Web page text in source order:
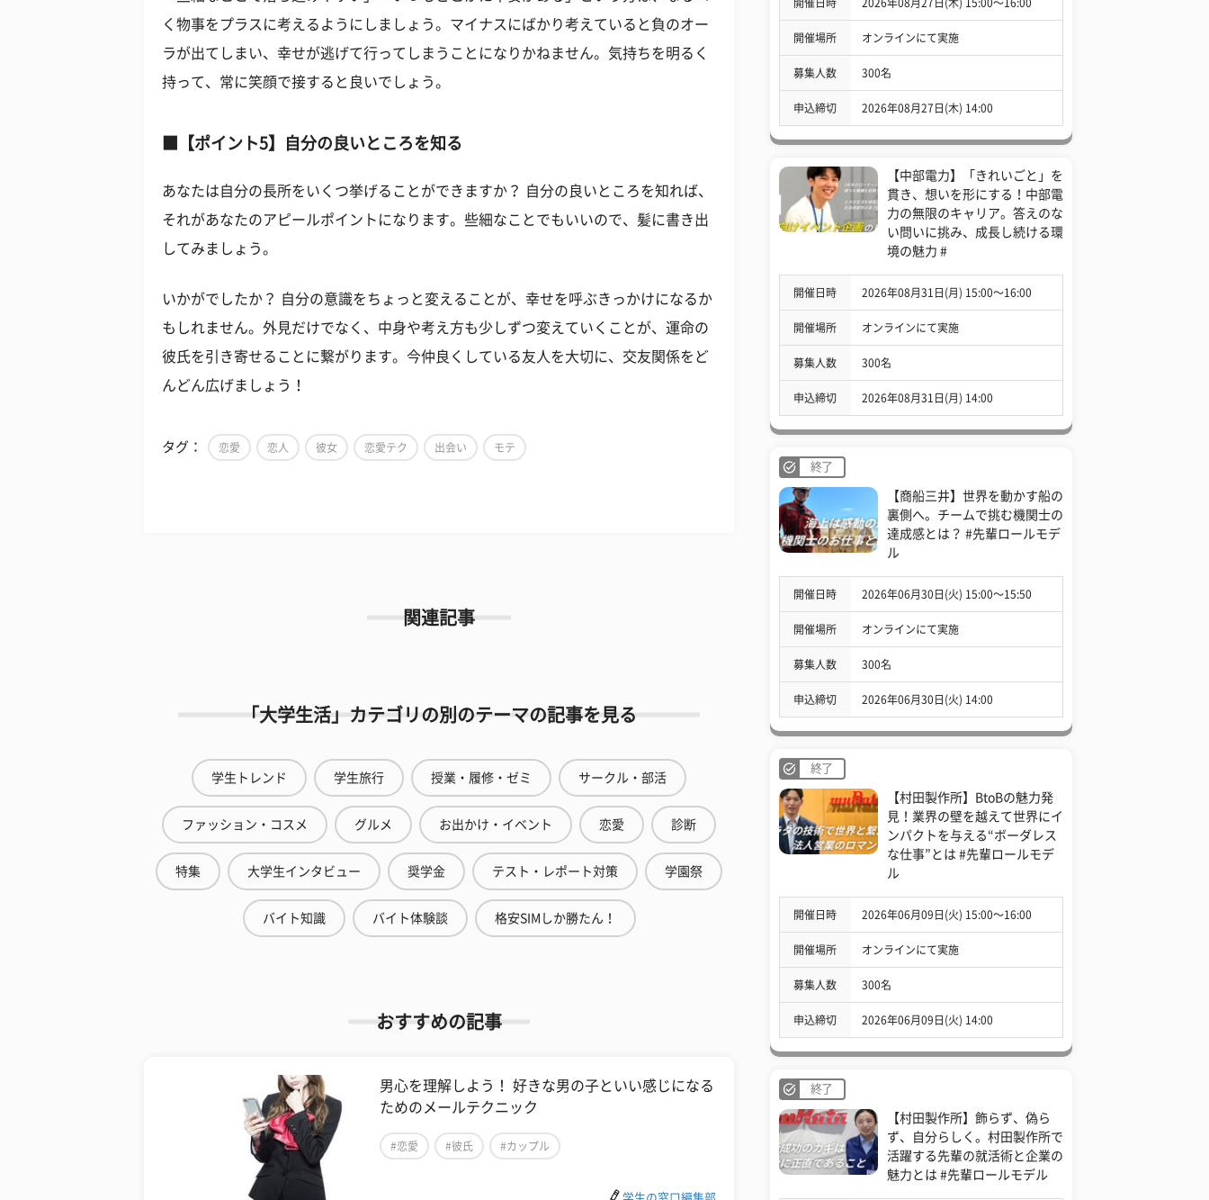
く物事をプラスに考えるようにしましょう。マイナスにばかり考えていると負のオー
ラが出てしまい、幸せが逃げて行ってしまうことになりかねません。気持ちを明るく
持って、常に笑顔で接すると良いでしょう。
■【ポイント5】自分の良いところを知る
あなたは自分の長所をいくつ挙げることができますか？ 自分の良いところを知れば、
それがあなたのアピールポイントになります。些細なことでもいいので、髪に書き出
してみましょう。
いかがでしたか？ 自分の意識をちょっと変えることが、幸せを呼ぶきっかけになるか
もしれません。外見だけでなく、中身や考え方も少しずつ変えていくことが、運命の
彼氏を引き寄せることに繋がります。今仲良くしている友人を大切に、交友関係をど
んどん広げましょう！
タグ： 恋愛 恋人 彼女 恋愛テク 出会い モテ
関連記事
「大学生活」カテゴリの別のテーマの記事を見る
学生トレンド 学生旅行 授業・履修・ゼミ サークル・部活
ファッション・コスメ グルメ お出かけ・イベント 恋愛 診断
特集 大学生インタビュー 奨学金 テスト・レポート対策 学園祭
バイト知識 バイト体験談 格安SIMしか勝たん！
おすすめの記事
男心を理解しよう！ 好きな男の子といい感じになる
ためのメールテクニック
#恋愛 #彼氏 #カップル
開催日時 2026年08月27日(木) 15:00〜16:00
開催場所 オンラインにて実施
募集人数 300名
申込締切 2026年08月27日(木) 14:00
【中部電力】「きれいごと」を
貫き、想いを形にする！中部電
力の無限のキャリア。答えのな
い問いに挑み、成長し続ける環
境の魅力 #
開催日時 2026年08月31日(月) 15:00〜16:00
開催場所 オンラインにて実施
募集人数 300名
申込締切 2026年08月31日(月) 14:00
終了
【商船三井】世界を動かす船の
裏側へ。チームで挑む機関士の
達成感とは？ #先輩ロールモデ
ル
開催日時 2026年06月30日(火) 15:00〜15:50
開催場所 オンラインにて実施
募集人数 300名
申込締切 2026年06月30日(火) 14:00
終了
【村田製作所】BtoBの魅力発
見！業界の壁を越えて世界にイ
ンパクトを与える“ボーダレス
な仕事”とは #先輩ロールモデ
ル
開催日時 2026年06月09日(火) 15:00〜16:00
開催場所 オンラインにて実施
募集人数 300名
申込締切 2026年06月09日(火) 14:00
終了
【村田製作所】飾らず、偽ら
ず、自分らしく。村田製作所で
活躍する先輩の就活術と企業の
魅力とは #先輩ロールモデル